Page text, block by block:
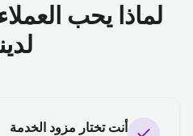
لماذا يحب
أنت تختار مزود الخدمة